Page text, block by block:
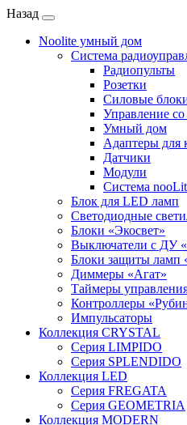
Назад
Noolite умный дом
Система
Радиопульты
Розетки
Силовые
Управление
Умный дом
Адаптеры для
Датчики
Модули
Система
Блок для LED ламп
Светодиодные
Блоки «Экосвет»
Выключатели с ДУ
Блоки защиты ламп
Диммеры «Агат»
Таймеры
Контроллеры
Импульсаторы
Коллекция CRYSTAL
Серия LIMPIDO
Серия SPLENDIDO
Коллекция LED
Серия FREGATA
Серия GEOMETRIA
Коллекция MODERN